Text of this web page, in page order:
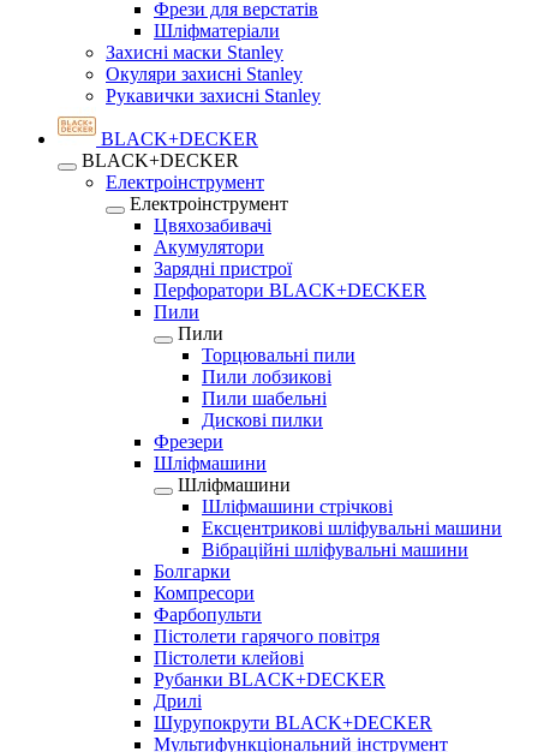
Фрези для верстатів
Шліфматеріали
Захисні маски Stanley
Окуляри захисні Stanley
Рукавички захисні Stanley
BLACK+DECKER
BLACK+DECKER
Електроінструмент
Електроінструмент
Цвяхозабивачі
Акумулятори
Зарядні пристрої
Перфоратори BLACK+DECKER
Пили
Пили
Торцювальні пили
Пили лобзикові
Пили шабельні
Дискові пилки
Фрезери
Шліфмашини
Шліфмашини
Шліфмашини стрічкові
Ексцентрикові шліфувальні машини
Вібраційні шліфувальні машини
Болгарки
Компресори
Фарбопульти
Пістолети гарячого повітря
Пістолети клейові
Рубанки BLACK+DECKER
Дрилі
Шурупокрути BLACK+DECKER
Мультифункціональний інструмент